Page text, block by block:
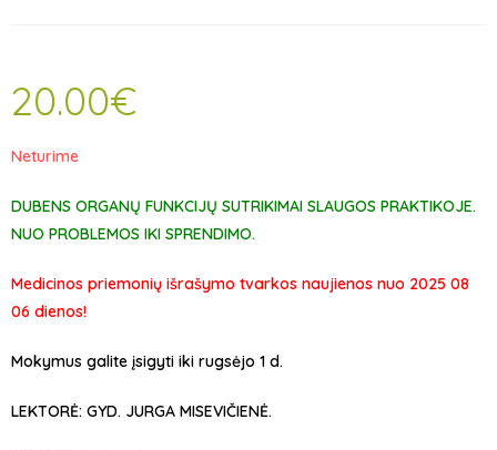
20.00€
Neturime
DUBENS ORGANŲ FUNKCIJŲ SUTRIKIMAI SLAUGOS PRAKTIKOJE.
NUO PROBLEMOS IKI SPRENDIMO.
Medicinos priemonių išrašymo tvarkos naujienos nuo 2025 08
06 dienos!
Mokymus galite įsigyti iki rugsėjo 1 d.
LEKTORĖ: GYD. JURGA MISEVIČIENĖ.